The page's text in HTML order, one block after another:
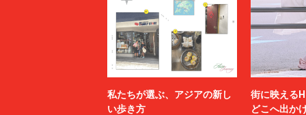
私たちが選ぶ、アジアの新し
い歩き方
街に映える
どこへ出か